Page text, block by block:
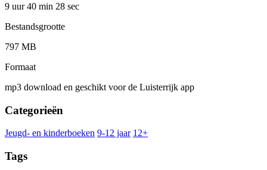
9 uur 40 min 28 sec
Bestandsgrootte
797 MB
Formaat
mp3 download en geschikt voor de Luisterrijk app
Categorieën
Jeugd- en kinderboeken 9-12 jaar 12+
Tags